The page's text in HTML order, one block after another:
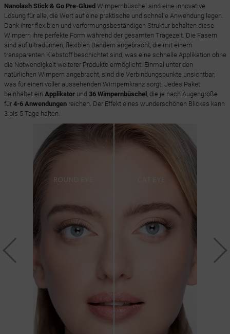
Nanolash Stick & Go Pre-Glued Wimpernbüschel sind eine innovative
Lösung für alle, die Wert auf eine praktische und schnelle Anwendung legen.
Dank ihrer flexiblen und verformungsbeständigen Struktur behalten diese
Wimpern ihre perfekte Form während der gesamten Tragezeit. Die Fasern
sind auf ultradünnen, flexiblen Bändern angebracht, die mit einem
transparenten Klebstoff beschichtet sind, was eine schnelle Applikation ohne
die Notwendigkeit weiterer Produkte ermöglicht. Einmal unter den
natürlichen Wimpern angebracht, sind die Verbindungspunkte unsichtbar,
was für einen voller aussehenden Wimpernkranz sorgt. Jedes Paket
beinhaltet ein Applikatorund 36 Wimpernbüschel , die je nach Augengröße
für 4-6 Anwendungenreichen. Der Effekt eines wunderschönen Blickes kann
3 bis 5 Tage halten.